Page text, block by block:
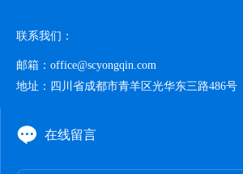
联系我们：
邮箱： office@scyongqin.com
地址： 四川省成都市青羊区光华东三路486号
在线留言